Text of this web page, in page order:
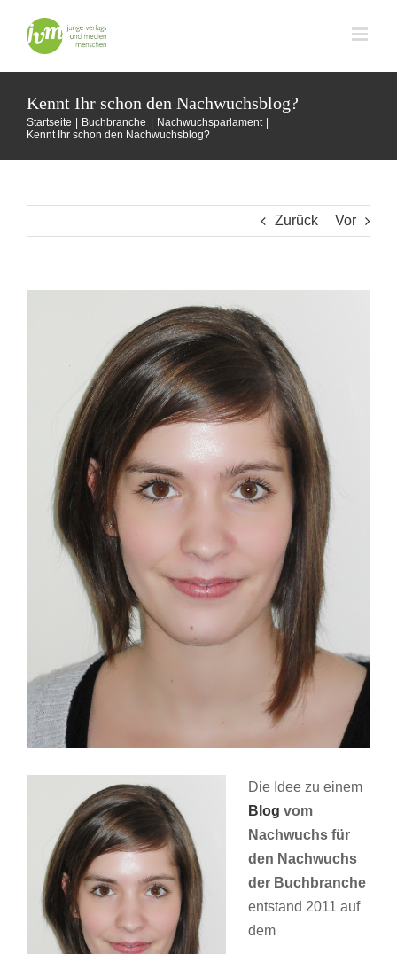
Inhalt
springen
Kennt Ihr schon den Nachwuchsblog?
Startseite Buchbranche
Nachwuchsparlament
Kennt Ihr schon den Nachwuchsblog?
Zurück Vor
Die Idee zu einem
Blog vom
Nachwuchs für
den Nachwuchs
der Buchbranche
entstand 2011 auf
dem